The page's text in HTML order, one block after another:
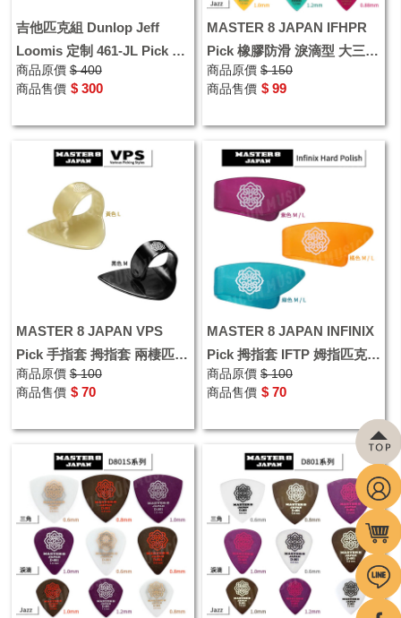
吉他匹克組 Dunlop Jeff
Loomis 定制 461-JL Pick 吉
他彈片組 撥片 6片包裝
商品原價 $ 400
商品售價 $ 300
MASTER 8 JAPAN IFHPR
Pick 橡膠防滑 淚滴型 大三角
型 Jazz型 匹克 彈片 撥片
商品原價 $ 150
商品售價 $ 99
MASTER 8 JAPAN VPS
Pick 手指套 拇指套 兩棲匹克
姆指匹克 彈片 撥片
商品原價 $ 100
商品售價 $ 70
MASTER 8 JAPAN INFINIX
Pick 拇指套 IFTP 姆指匹克
彈片 撥片
商品原價 $ 100
商品售價 $ 70